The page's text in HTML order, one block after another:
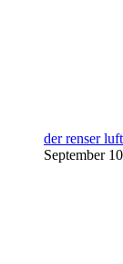
der renser
September